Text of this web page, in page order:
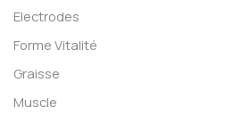
Electrodes
Forme Vitalité
Graisse
Muscle